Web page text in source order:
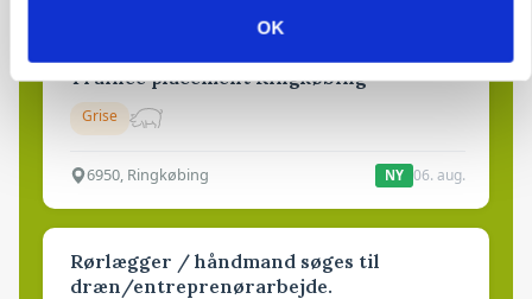
OK
Trainee placement Ringkøbing
Grise
6950, Ringkøbing NY 06. aug.
Rørlægger / håndmand søges til
dræn/entreprenørarbejde.